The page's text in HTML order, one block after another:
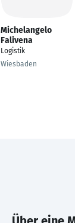
Michelangelo
Falivena
Logistik
Wiesbaden